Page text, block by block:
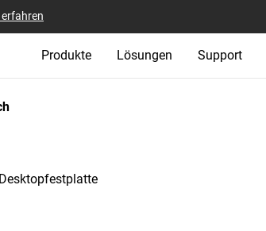
Produkte Lösungen Support